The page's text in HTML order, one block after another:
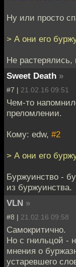
Ну или просто
> А они его
Не растерялись,
Sweet Death »
#7 | 21.02.16 09:51
Чем-то
преломлении.
Кому: edw, #2
> А они его
Буржуинство -
из буржуинства.
VLN »
#8 | 21.02.16 09:58
Самокритично.
Но с гнильцой -
мнения о
устаревшего